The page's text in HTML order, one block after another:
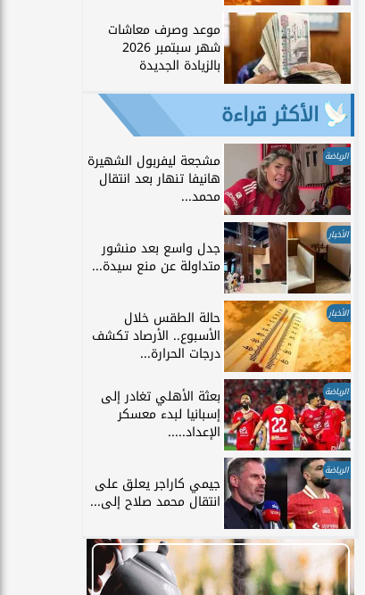
موعد وصرف معاشات
شهر سبتمبر 2026
بالزيادة الجديدة
الأكثر قراءة
الرياضة مشجعة ليفربول الشهيرة
هانيفا تنهار بعد انتقال
محمد...
الأخبار
جدل واسع بعد منشور
متداولة عن منع سيدة...
الأخبار حالة الطقس خلال
الأسبوع.. الأرصاد تكشف
درجات الحرارة...
الرياضة بعثة الأهلي تغادر إلى
إسبانيا لبدء معسكر
الإعداد.....
الرياضة
جيمي كاراجر يعلق على
انتقال محمد صلاح إلى...